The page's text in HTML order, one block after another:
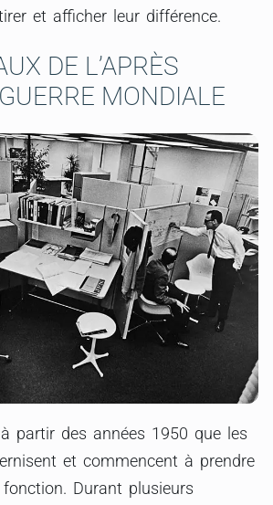
et afficher leur différence.
DE L’APRÈS
MONDIALE
à partir des années 1950 que les
et commencent à prendre
Durant plusieurs